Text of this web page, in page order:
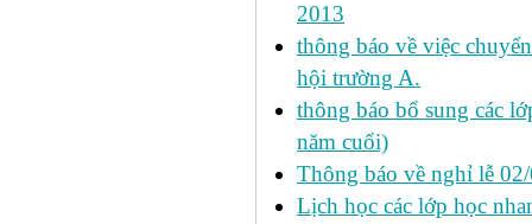
2013
thông báo về việc
hội trường A.
thông báo bổ sung các
năm cuối)
Thông báo về nghỉ lễ
Lịch học các lớp học